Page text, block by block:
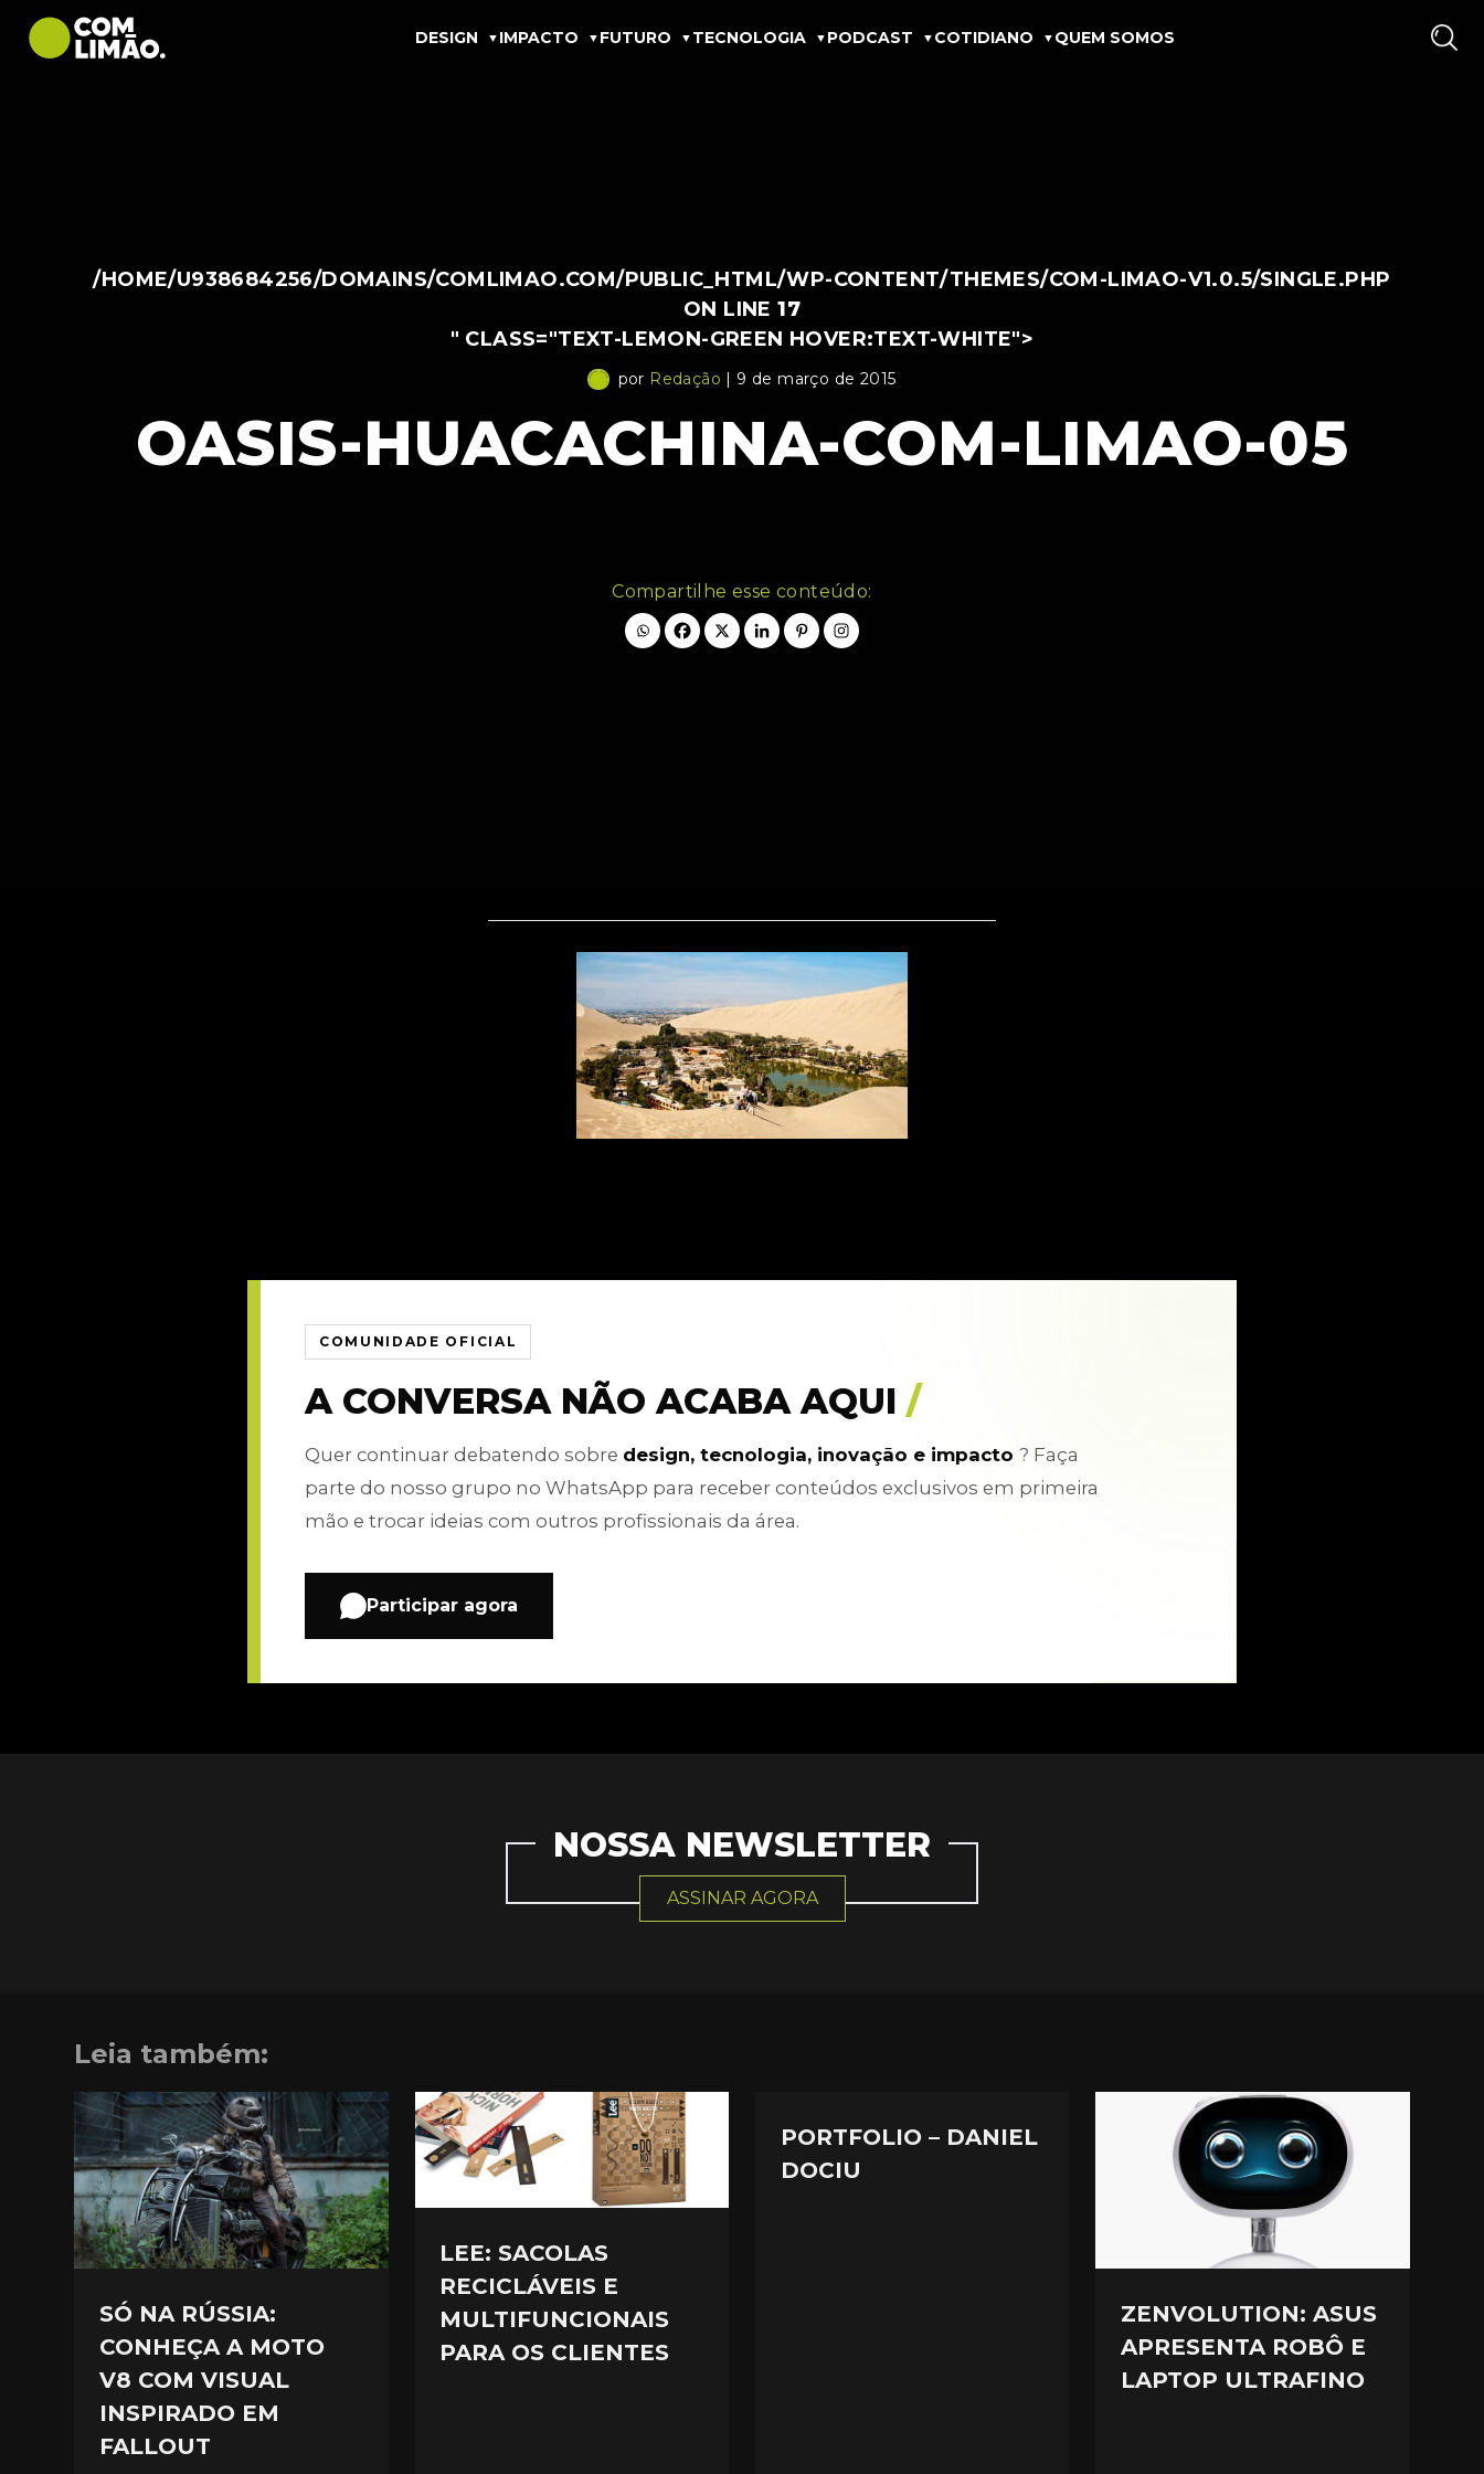
DESIGN IMPACTO FUTURO TECNOLOGIA PODCAST COTIDIANO QUEM SOMOS
/HOME/U938684256/DOMAINS/COMLIMAO.COM/PUBLIC_HTML/WP-CONTENT/THEMES/COM-LIMAO-V1.0.5/SINGLE.PHP
ON LINE17
" CLASS="TEXT-LEMON-GREEN HOVER:TEXT-WHITE">
por Redação | 9 de março de 2015
OASIS-HUACACHINA-COM-LIMAO-05
Compartilhe esse conteúdo:
COMUNIDADE OFICIAL
A CONVERSA NÃO ACABA AQUI /
Quer continuar debatendo sobre design, tecnologia, inovação e impacto ? Faça
parte do nosso grupo no WhatsApp para receber conteúdos exclusivos em primeira
mão e trocar ideias com outros profissionais da área.
Participar agora
NOSSA NEWSLETTER
ASSINAR AGORA
Leia também:
SÓ NA RÚSSIA:
CONHEÇA A MOTO
V8 COM VISUAL
INSPIRADO EM
FALLOUT
LEE: SACOLAS
RECICLÁVEIS E
MULTIFUNCIONAIS
PARA OS CLIENTES
PORTFOLIO – DANIEL
DOCIU
ZENVOLUTION: ASUS
APRESENTA ROBÔ E
LAPTOP ULTRAFINO